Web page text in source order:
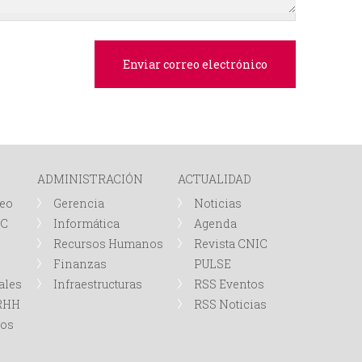
d
a
ADMINISTRACIÓN
Gerencia
Informática
Recursos Humanos
Finanzas
Infraestructuras
ACTUALIDAD
Noticias
Agenda
Revista CNIC
PULSE
RSS Eventos
RSS Noticias